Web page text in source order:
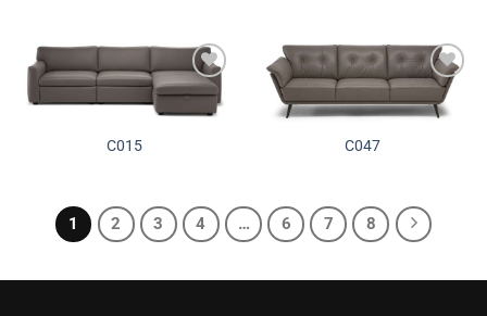
Додади во
желботека
C015
Додади во
желботека
C047
1 2 3 4 … 6 7 8